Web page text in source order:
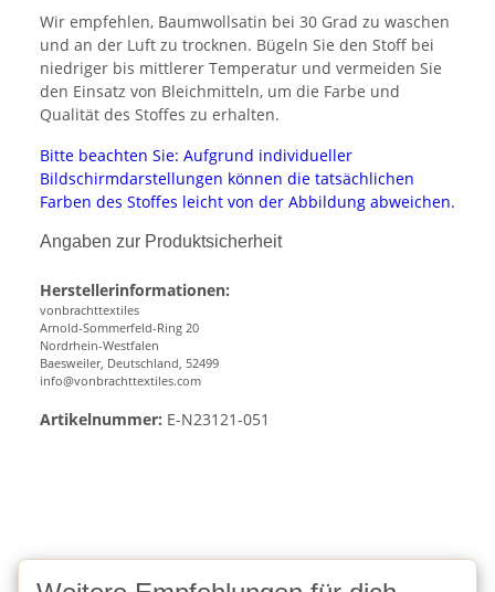
Wir empfehlen, Baumwollsatin bei 30 Grad zu waschen
und an der Luft zu trocknen. Bügeln Sie den Stoff bei
niedriger bis mittlerer Temperatur und vermeiden Sie
den Einsatz von Bleichmitteln, um die Farbe und
Qualität des Stoffes zu erhalten.
Bitte beachten Sie: Aufgrund individueller
Bildschirmdarstellungen können die tatsächlichen
Farben des Stoffes leicht von der Abbildung abweichen.
Angaben zur Produktsicherheit
Herstellerinformationen:
vonbrachttextiles
Arnold-Sommerfeld-Ring 20
Nordrhein-Westfalen
Baesweiler, Deutschland, 52499
info@vonbrachttextiles.com
Artikelnummer: E-N23121-051